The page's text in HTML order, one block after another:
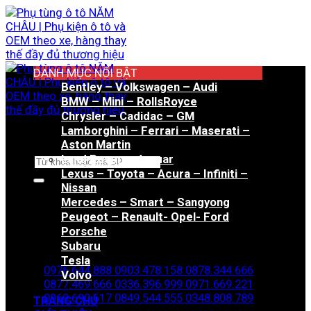
Bỏ
qua
nội
dung
Tìm
Hotline đặt hàng
0976.644.888 0903.478.158 0878.344.666
0877.469.666 0336.396.999 0971.669.221
0969.690.617 0849.544.555 0348.808.789
DANH MỤC NỔI BẬT
Bentley – Volkswagen – Audi
BMW – Mini – RollsRoyce
Chrysler – Cadidac – GM
Lamborghini – Ferrari – Maserati –
Aston Martin
Land Rover – Jaguar
Lexus – Toyota – Acura – Infiniti –
Nissan
Mercedes – Smart – Sangyong
Peugeot – Renault- Opel- Ford
Porsche
Subaru
Tesla
Volvo
TRANG CHỦ